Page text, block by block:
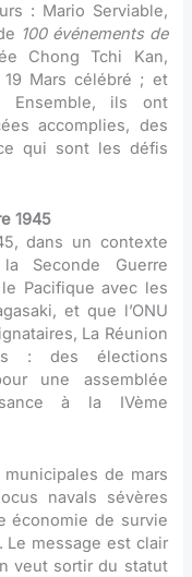
: Mario Serviable,
100 événements de
Chong Tchi Kan,
Mars célébré ; et
Ensemble, ils ont
accomplies, des
qui sont les défis
1945
dans un contexte
Seconde Guerre
Pacifique avec les
et que l’ONU
La Réunion
: des élections
une assemblée
à la IVème
de mars
navals sévères
économie de survie
message est clair
veut sortir du statut